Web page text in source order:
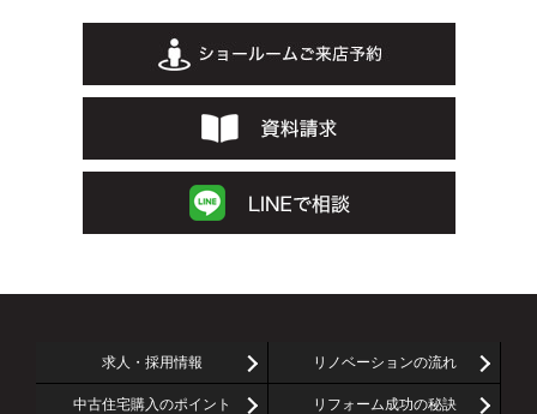
求人・採用情報 リノベーションの流れ
中古住宅購入のポイント リフォーム成功の秘訣